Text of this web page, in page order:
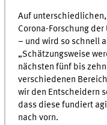
Auf
Corona-Forschung
– und wird so schnell
„Schätzungsweise
nächsten fünf bis
verschiedenen
wir den Entscheidern
dass diese fundiert
nach vorn.